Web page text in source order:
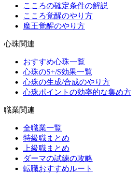
こころの確定条件の解説
こころ覚醒のやり方
魔王覚醒のやり方
心珠関連
おすすめ心珠一覧
心珠のS+/S効果一覧
心珠の生成/合成のやり方
心珠ポイントの効率的な集め方
職業関連
全職業一覧
特級職まとめ
上級職まとめ
ダーマの試練の攻略
転職おすすめルート